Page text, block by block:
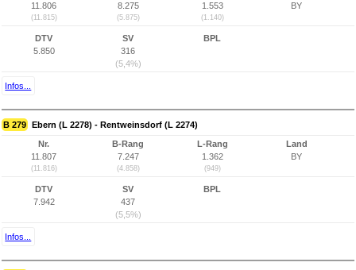
11.806
(11.815)
8.275
(5.875)
1.553
(1.140)
BY
DTV
5.850
SV
316
(5,4%)
BPL
Infos...
B 279 Ebern (L 2278) - Rentweinsdorf (L 2274)
Nr.
11.807
(11.816)
B-Rang
7.247
(4.858)
L-Rang
1.362
(949)
Land
BY
DTV
7.942
SV
437
(5,5%)
BPL
Infos...